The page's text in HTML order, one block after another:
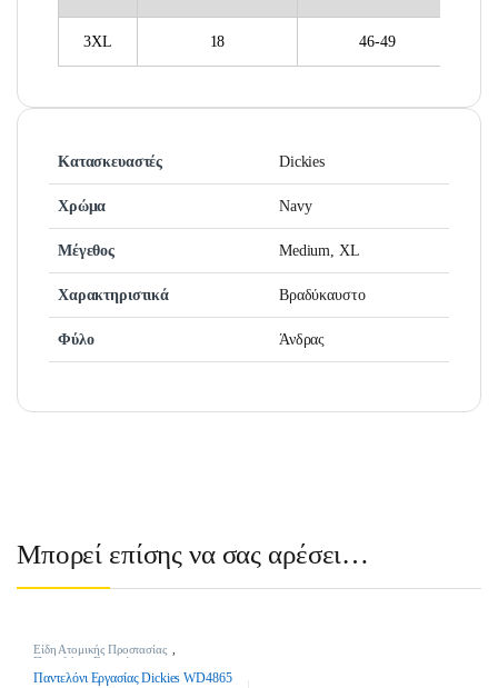
3XL 18 46-49
Κατασκευαστές Dickies
Χρώμα Navy
Μέγεθος Medium, XL
Χαρακτηριστικά Βραδύκαυστο
Φύλο Άνδρας
Μπορεί επίσης να σας αρέσει…
Είδη Ατομικής Προστασίας
Παντελόνια Εργασίας
Παντελόνι Εργασίας Dickies WD4865